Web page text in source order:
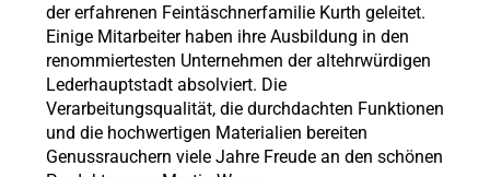
der erfahrenen Feintäschnerfamilie Kurth geleitet.
Einige Mitarbeiter haben ihre Ausbildung in den
renommiertesten Unternehmen der altehrwürdigen
Lederhauptstadt absolviert. Die
Verarbeitungsqualität, die durchdachten Funktionen
und die hochwertigen Materialien bereiten
Genussrauchern viele Jahre Freude an den schönen